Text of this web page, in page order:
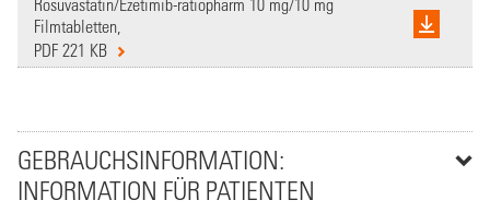
Filmtabletten,
PDF 221 KB
GEBRAUCHSINFORMATION:
INFORMATION FÜR PATIENTEN